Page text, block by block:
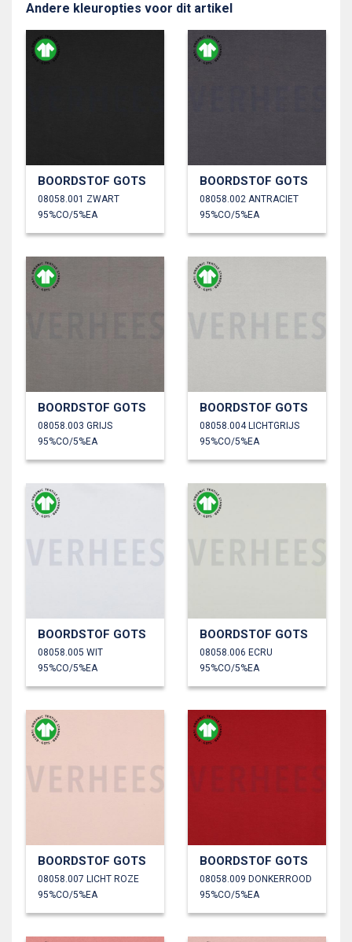
Andere kleuropties voor dit artikel
BOORDSTOF GOTS
08058.001 ZWART
95%CO/5%EA
BOORDSTOF GOTS
08058.002 ANTRACIET
95%CO/5%EA
BOORDSTOF GOTS
08058.003 GRIJS
95%CO/5%EA
BOORDSTOF GOTS
08058.004 LICHTGRIJS
95%CO/5%EA
BOORDSTOF GOTS
08058.005 WIT
95%CO/5%EA
BOORDSTOF GOTS
08058.006 ECRU
95%CO/5%EA
BOORDSTOF GOTS
08058.007 LICHT ROZE
95%CO/5%EA
BOORDSTOF GOTS
08058.009 DONKERROOD
95%CO/5%EA